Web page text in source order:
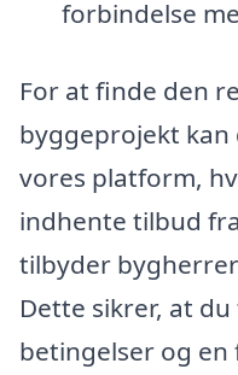
forbindelse
For at finde den
byggeprojekt
vores platform,
indhente tilbud
tilbyder
Dette sikrer, at
betingelser og